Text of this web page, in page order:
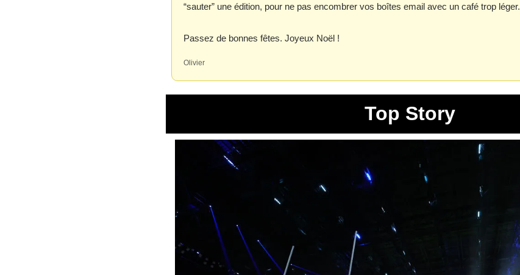
“sauter” une édition, pour ne pas encombrer vos boîtes email avec un café trop léger.
Passez de bonnes fêtes. Joyeux Noël !
Olivier
Top Story